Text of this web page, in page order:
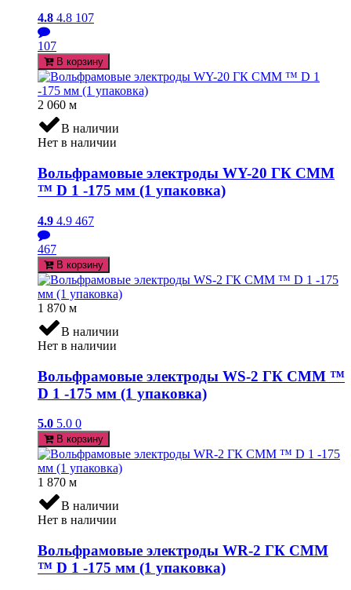
4.8 4.8 107
107
В корзину
2 060 м
В наличии
Нет в наличии
Вольфрамовые электроды WY-20 ГК СММ
™ D 1 -175 мм (1 упаковка)
4.9 4.9 467
467
В корзину
1 870 м
В наличии
Нет в наличии
Вольфрамовые электроды WS-2 ГК СММ ™
D 1 -175 мм (1 упаковка)
5.0 5.0 0
В корзину
1 870 м
В наличии
Нет в наличии
Вольфрамовые электроды WR-2 ГК СММ
™ D 1 -175 мм (1 упаковка)